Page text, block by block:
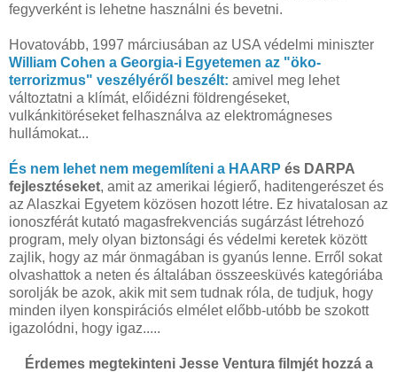
fegyverként is lehetne használni és bevetni.
Hovatovább, 1997 márciusában az USA védelmi miniszter
William Cohen a Georgia-i Egyetemen az "öko-
terrorizmus" veszélyéről beszélt: amivel meg lehet
változtatni a klímát, előidézni földrengéseket,
vulkánkitöréseket felhasználva az elektromágneses
hullámokat...
És nem lehet nem megemlíteni a HAARP és DARPA
fejlesztéseket, amit az amerikai légierő, haditengerészet és
az Alaszkai Egyetem közösen hozott létre. Ez hivatalosan az
ionoszférát kutató magasfrekvenciás sugárzást létrehozó
program, mely olyan biztonsági és védelmi keretek között
zajlik, hogy az már önmagában is gyanús lenne. Erről sokat
olvashattok a neten és általában összeesküvés kategóriába
sorolják be azok, akik mit sem tudnak róla, de tudjuk, hogy
minden ilyen konspirációs elmélet előbb-utóbb be szokott
igazolódni, hogy igaz.....
Érdemes megtekinteni Jesse Ventura filmjét hozzá a